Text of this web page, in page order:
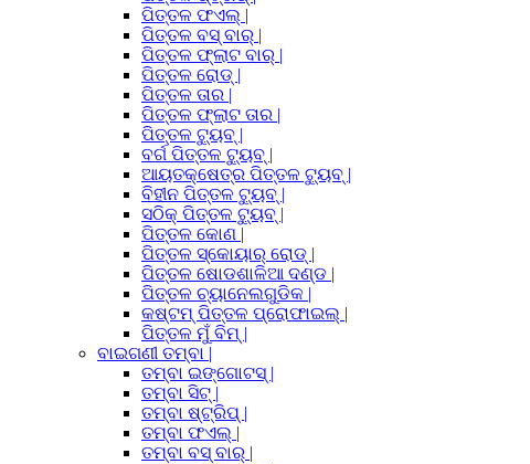
ପିତ୍ତଳ ଫଏଲ୍ |
ପିତ୍ତଳ ବସ୍ ବାର୍ |
ପିତ୍ତଳ ଫ୍ଲାଟ ବାର୍ |
ପିତ୍ତଳ ରୋଡ୍ |
ପିତ୍ତଳ ତାର |
ପିତ୍ତଳ ଫ୍ଲାଟ ତାର |
ପିତ୍ତଳ ଟ୍ୟୁବ୍ |
ବର୍ଗ ପିତ୍ତଳ ଟ୍ୟୁବ୍ |
ଆୟତକ୍ଷେତ୍ର ପିତ୍ତଳ ଟ୍ୟୁବ୍ |
ବିହୀନ ପିତ୍ତଳ ଟ୍ୟୁବ୍ |
ସଠିକ୍ ପିତ୍ତଳ ଟ୍ୟୁବ୍ |
ପିତ୍ତଳ କୋଣ |
ପିତ୍ତଳ ସ୍କୋୟାର୍ ରୋଡ୍ |
ପିତ୍ତଳ ଷୋଡଶାଳିଆ ଦଣ୍ଡ |
ପିତ୍ତଳ ଚ୍ୟାନେଲଗୁଡିକ |
କଷ୍ଟମ୍ ପିତ୍ତଳ ପ୍ରୋଫାଇଲ୍ |
ପିତ୍ତଳ ମୁଁ ବିମ୍ |
ବାଇଗଣୀ ତମ୍ବା |
ତମ୍ବା ଇଙ୍ଗୋଟସ୍ |
ତମ୍ବା ସିଟ୍ |
ତମ୍ବା ଷ୍ଟ୍ରିପ୍ |
ତମ୍ବା ଫଏଲ୍ |
ତମ୍ବା ବସ୍ ବାର୍ |